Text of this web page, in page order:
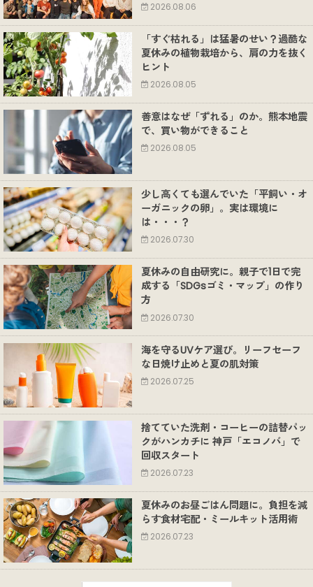
2026.08.06
「すぐ枯れる」は猛暑のせい？過酷な
夏休みの植物栽培から、肩の力を抜く
ヒント
2026.08.05
善意はなぜ「ずれる」のか。熊本地震
で、買い物ができること
2026.08.05
少し高くても選んでいた「平飼い・オ
ーガニックの卵」。実は環境に
は・・・？
2026.07.30
夏休みの自由研究に。親子で1日で完
成する「SDGsゴミ・マップ」の作り
方
2026.07.30
海を守るUVケア選び。リーフセーフ
な日焼け止めと夏の肌対策
2026.07.25
捨てていた洗剤・コーヒーの詰替パッ
クがハンカチに 神戸「エコノバ」で
回収スタート
2026.07.23
夏休みのお昼ごはん問題に。負担を減
らす食材宅配・ミールキット活用術
2026.07.23